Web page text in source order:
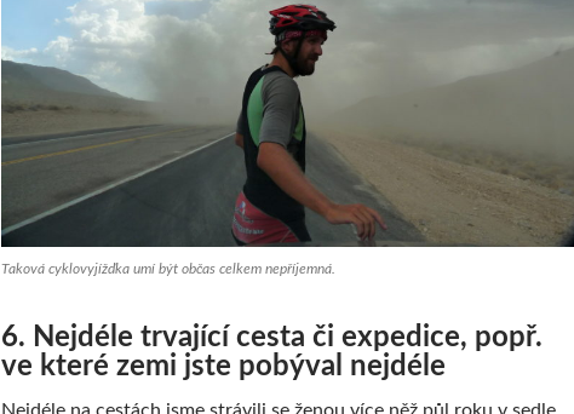
Taková cyklovyjížďka umí být občas celkem nepříjemná.
6. Nejdéle trvající cesta či expedice, popř.
ve které zemi jste pobýval nejdéle